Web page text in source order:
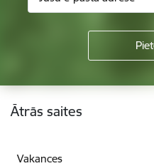
Kājene
Ātrās saites
Vakances